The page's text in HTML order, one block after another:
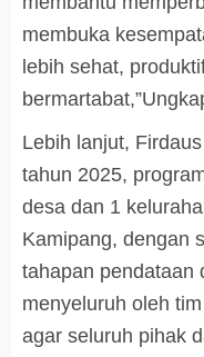
membuka
lebih sehat,
Lebih lanjut,
tahun 2025,
desa dan 1
Kamipang, dengan
tahapan pendataan
menyeluruh oleh
agar seluruh pihak